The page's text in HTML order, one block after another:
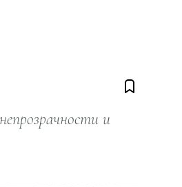
и